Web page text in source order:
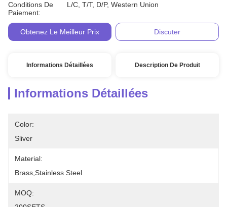
Conditions De
Paiement:
L/C, T/T, D/P, Western Union
Obtenez Le Meilleur Prix Discuter
Informations Détaillées Description De Produit
Informations Détaillées
Color:
Sliver
Material:
Brass,Stainless Steel
MOQ: